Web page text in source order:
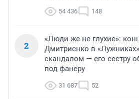
54 436 148
2
«Люди же не глухие»:
Дмитриенко в
скандалом — его сестру
под фанеру
31 687 52